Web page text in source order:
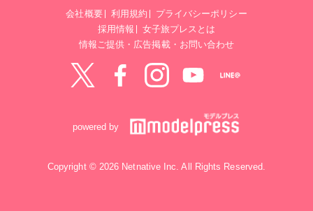
会社概要 利用規約
プライバシーポリシー
採用情報
女子旅プレスとは
情報ご提供・広告掲載・お問い合わせ
powered by
Copyright © 2026 Netnative Inc. All Rights Reserved.